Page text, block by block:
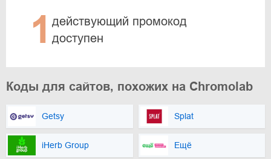
1 действующий промокод
доступен
Коды для сайтов, похожих на Chromolab
Getsy Splat
iHerb Group Ещё